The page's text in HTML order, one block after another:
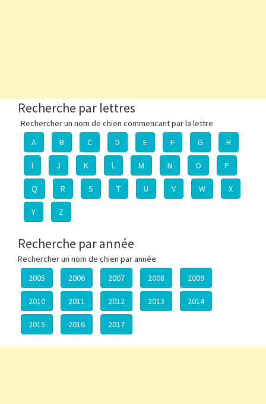
Recherche par lettres
Rechercher un nom de chien commencant par la lettre
A
B C D E F G H
I J K L M N O P
Q R S T U V W X
Y Z
Recherche par année
Rechercher un nom de chien par année
2005
2006 2007 2008 2009
2010 2011 2012 2013 2014
2015 2016 2017